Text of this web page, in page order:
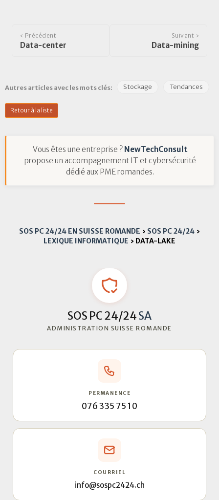
‹ Précédent
Data-center
Suivant ›
Data-mining
Autres articles avec les mots clés: Stockage Tendances
Retour à la liste
Vous êtes une entreprise ? NewTechConsult
propose un accompagnement IT et cybersécurité
dédié aux PME romandes.
SOS PC 24/24 EN SUISSE ROMANDE › SOS PC 24/24 ›
LEXIQUE INFORMATIQUE › DATA-LAKE
SOS PC 24/24SA
ADMINISTRATION SUISSE ROMANDE
PERMANENCE
076 335 75 10
COURRIEL
info@sospc2424.ch